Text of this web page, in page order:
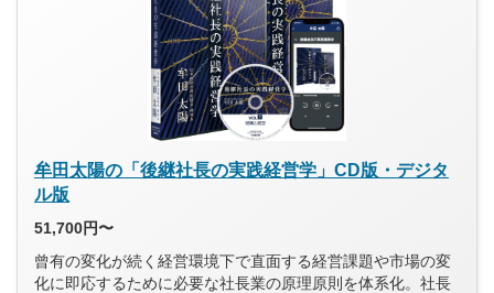
牟田太陽の「後継社長の実践経営学」CD版・デジタ
ル版
51,700円〜
曾有の変化が続く経営環境下で直面する経営課題や市場の変
化に即応するために必要な社長業の原理原則を体系化。社長